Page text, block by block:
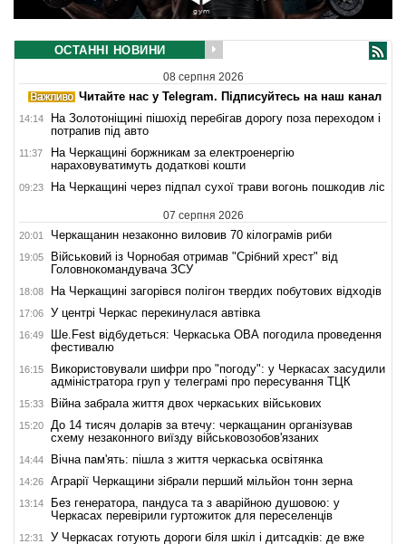
ОСТАННІ НОВИНИ
08 серпня 2026
Читайте нас у Telegram. Підписуйтесь на наш канал
14:14
На Золотоніщині пішохід перебігав дорогу поза переходом і
потрапив під авто
11:37
На Черкащині боржникам за електроенергію
нараховуватимуть додаткові кошти
09:23 На Черкащині через підпал сухої трави вогонь пошкодив ліс
07 серпня 2026
20:01 Черкащанин незаконно виловив 70 кілограмів риби
19:05
Військовий із Чорнобая отримав "Срібний хрест" від
Головнокомандувача ЗСУ
18:08 На Черкащині загорівся полігон твердих побутових відходів
17:06 У центрі Черкас перекинулася автівка
16:49
Ше.Fest відбудеться: Черкаська ОВА погодила проведення
фестивалю
16:15
Використовували шифри про "погоду": у Черкасах засудили
адміністратора груп у телеграмі про пересування ТЦК
15:33 Війна забрала життя двох черкаських військових
15:20
До 14 тисяч доларів за втечу: черкащанин організував
схему незаконного виїзду військовозобов'язаних
14:44 Вічна пам'ять: пішла з життя черкаська освітянка
14:26 Аграрії Черкащини зібрали перший мільйон тонн зерна
13:14
Без генератора, пандуса та з аварійною душовою: у
Черкасах перевірили гуртожиток для переселенців
12:31
У Черкасах готують дороги біля шкіл і дитсадків: де вже